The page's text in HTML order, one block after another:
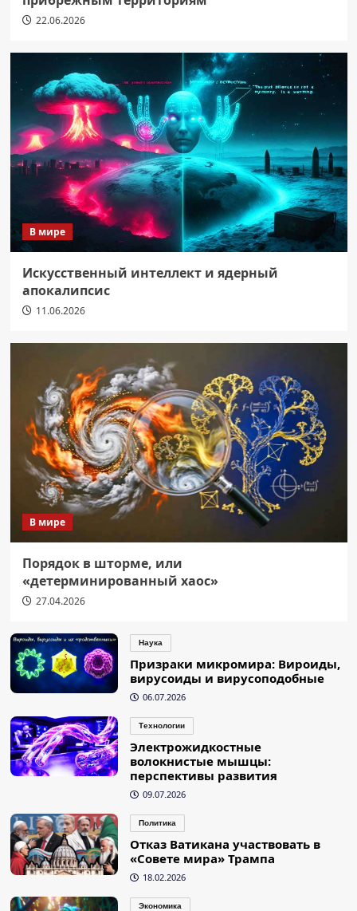
22.06.2026
В мире
Искусственный интеллект и ядерный
апокалипсис
11.06.2026
В мире
Порядок в шторме, или
«детерминированный хаос»
27.04.2026
Наука
Призраки микромира: Вироиды,
вирусоиды и вирусоподобные
06.07.2026
Технологии
Электрожидкостные
волокнистые мышцы:
перспективы развития
09.07.2026
Политика
Отказ Ватикана участвовать в
«Совете мира» Трампа
18.02.2026
Экономика